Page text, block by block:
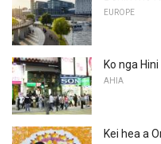
EUROPE
Ko nga
AHIA
Kei hea a